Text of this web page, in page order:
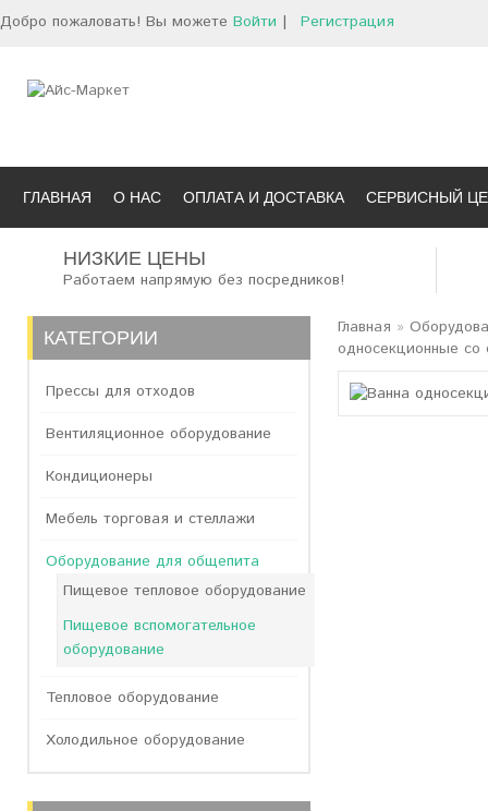
Добро пожаловать! Вы можете Войти | Регистрация
ГЛАВНАЯ О НАС ОПЛАТА И ДОСТАВКА СЕРВИСНЫЙ
НИЗКИЕ ЦЕНЫ
Работаем напрямую без посредников!
КАТЕГОРИИ
Прессы для отходов
Вентиляционное оборудование
Кондиционеры
Мебель торговая и стеллажи
Оборудование для общепита
Пищевое тепловое оборудование
Пищевое вспомогательное
оборудование
Тепловое оборудование
Холодильное оборудование
Главная »
односекционные